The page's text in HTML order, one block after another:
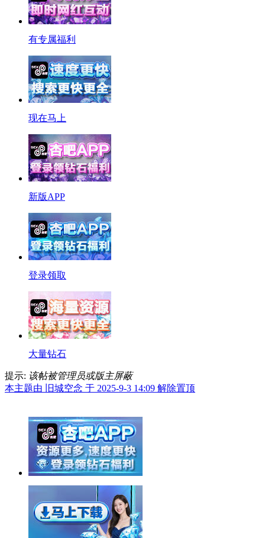
有专属福利
现在马上
新版APP
登录领取
大量钻石
提示: 该帖被管理员或版主屏蔽
本主题由 旧城空念 于 2025-9-3 14:09 解除置顶